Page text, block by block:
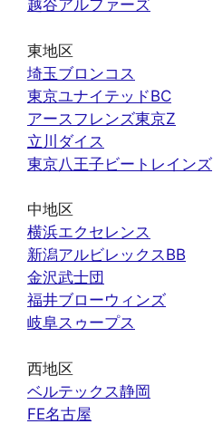
越谷アルファーズ
東地区
埼玉ブロンコス
東京ユナイテッドBC
アースフレンズ東京Z
立川ダイス
東京八王子ビートレインズ
中地区
横浜エクセレンス
新潟アルビレックスBB
金沢武士団
福井ブローウィンズ
岐阜スゥープス
西地区
ベルテックス静岡
FE名古屋